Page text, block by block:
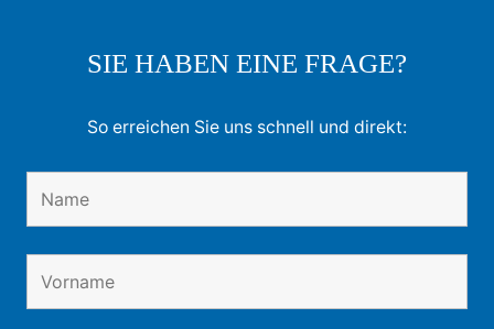
SIE HABEN EINE FRAGE?
So erreichen Sie uns schnell und direkt: